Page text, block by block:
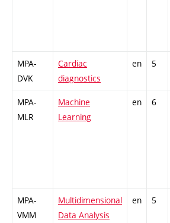
MPA-
DVK
Cardiac
diagnostics
en 5
MPA-
MLR
Machine
Learning
en 6
MPA-
VMM
Multidimensional
Data Analysis
en 5